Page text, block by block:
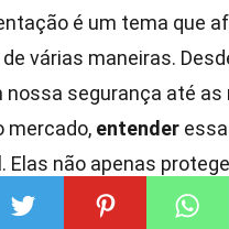
é um tema que
várias maneiras.
nossa segurança até as
mercado, entender
Elas não apenas
mas também